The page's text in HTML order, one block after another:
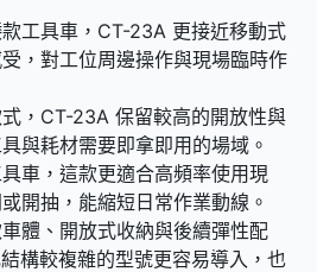
工具車，CT-23A 更接近移動式
，對工位周邊操作與現場臨時作
，CT-23A 保留較高的開放性與
與耗材需要即拿即用的場域。
車，這款更適合高頻率使用現
開抽，能縮短日常作業動線。
體、開放式收納與後續彈性配
構較複雜的型號更容易導入，也